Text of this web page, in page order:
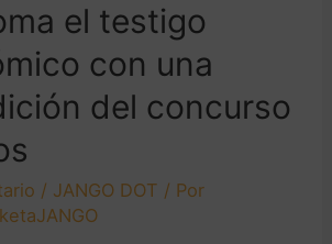
el testigo
con una
del concurso
/ JANGO DOT / Por